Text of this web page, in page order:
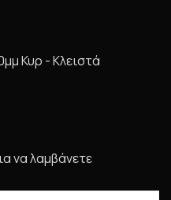
Κυρ - Κλειστά
να λαμβάνετε